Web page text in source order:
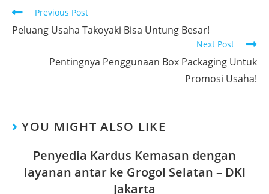
Previous Post
Peluang Usaha Takoyaki Bisa Untung Besar!
Next Post
Pentingnya Penggunaan Box Packaging Untuk
Promosi Usaha!
YOU MIGHT ALSO LIKE
Penyedia Kardus Kemasan dengan
layanan antar ke Grogol Selatan – DKI
Jakarta